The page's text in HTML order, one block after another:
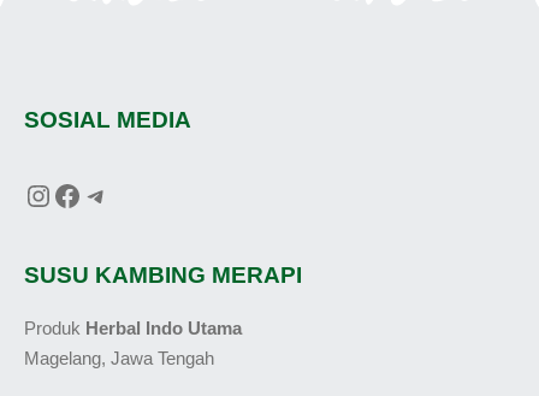
SOSIAL MEDIA
SUSU KAMBING MERAPI
Produk Herbal Indo Utama
Magelang, Jawa Tengah